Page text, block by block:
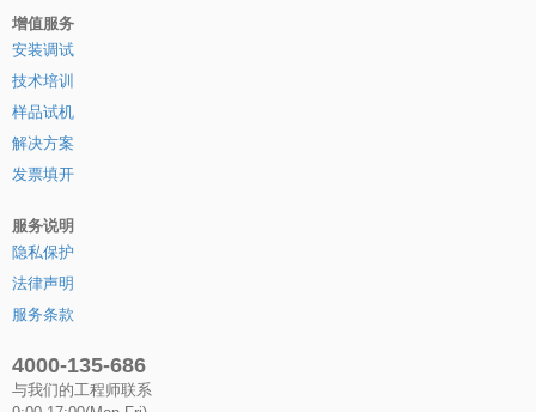
增值服务
安装调试
技术培训
样品试机
解决方案
发票填开
服务说明
隐私保护
法律声明
服务条款
4000-135-686
与我们的工程师联系